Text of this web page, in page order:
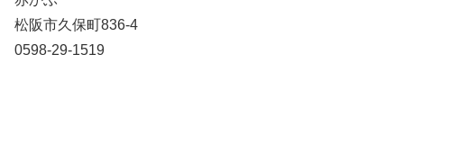
松阪市久保町836-4
0598-29-1519